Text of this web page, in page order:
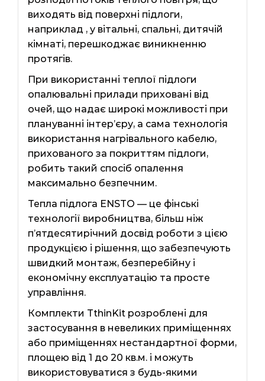
виходять від поверхні підлоги,
наприклад , у вітальні, спальні, дитячій
кімнаті, перешкоджає виникненню
протягів.
При використанні теплої підлоги
опалювальні прилади приховані від
очей, що надає широкі можливості при
плануванні інтер’єру, а сама технологія
використання нагрівального кабелю,
прихованого за покриттям підлоги,
робить такий спосіб опалення
максимально безпечним.
Тепла підлога ENSTO — це фінські
технології виробництва, більш ніж
п’ятдесятирічний досвід роботи з цією
продукцією і рішення, що забезпечують
швидкий монтаж, безперебійну і
економічну експлуатацію та просте
управління.
Комплекти TthinKit розроблені для
застосування в невеликих приміщеннях
або приміщеннях нестандартної форми,
площею від 1 до 20 кв.м. і можуть
використовуватися з будь-якими